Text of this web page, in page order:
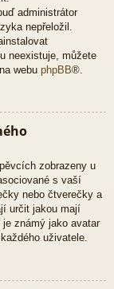
administrátor
nepřeložil.
neexistuje, můžete
webu phpBB®.
zobrazeny u
s vaší
nebo čtverečky a
určit jakou mají
známý jako avatar
uživatele.